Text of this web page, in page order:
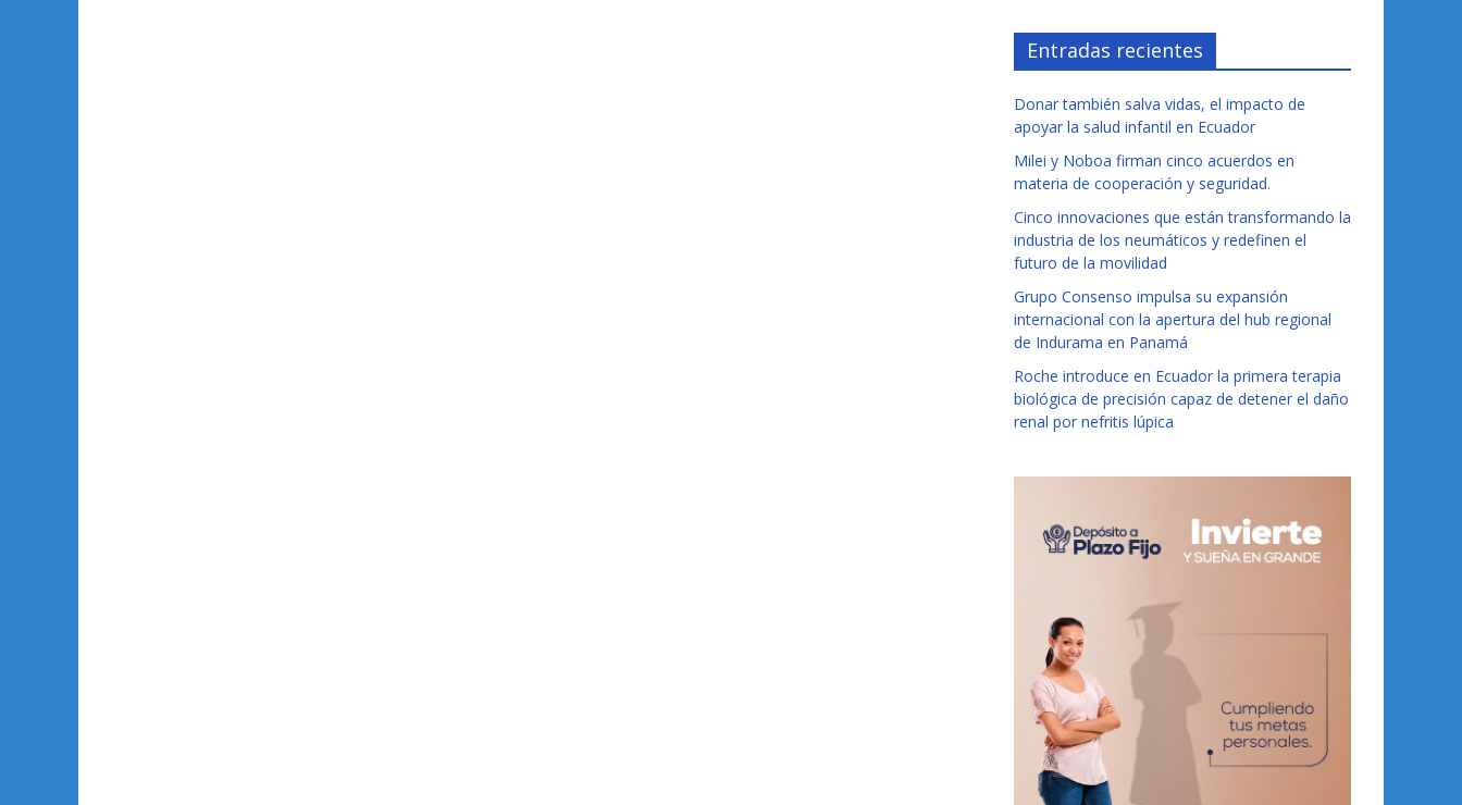
Entradas recientes
Donar también salva vidas, el impacto de
apoyar la salud infantil en Ecuador
Milei y Noboa firman cinco acuerdos en
materia de cooperación y seguridad.
Cinco innovaciones que están transformando la
industria de los neumáticos y redefinen el
futuro de la movilidad
Grupo Consenso impulsa su expansión
internacional con la apertura del hub regional
de Indurama en Panamá
Roche introduce en Ecuador la primera terapia
biológica de precisión capaz de detener el daño
renal por nefritis lúpica